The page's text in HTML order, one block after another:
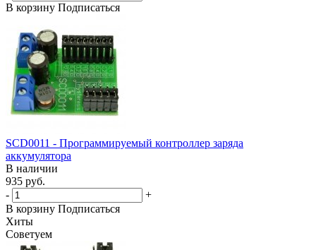
В корзину Подписаться
SCD0011 - Программируемый контроллер заряда
аккумулятора
В наличии
935 руб.
-
+
В корзину Подписаться
Хиты
Советуем